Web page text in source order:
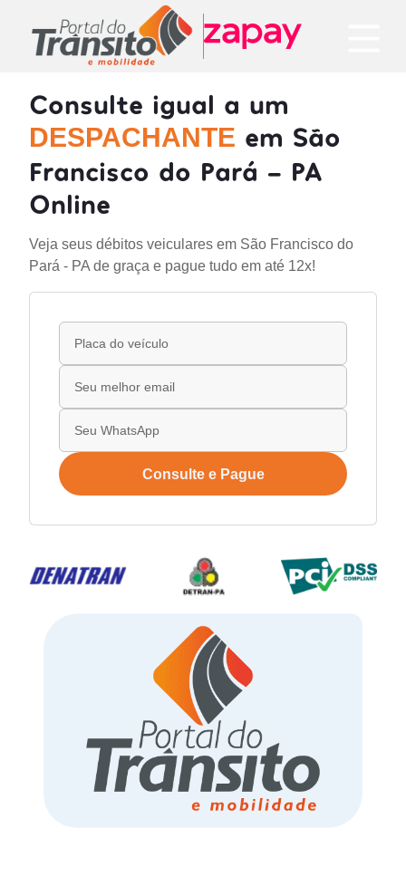
Consulte igual a um
DESPACHANTE em São
Francisco do Pará - PA
Online
Veja seus débitos veiculares em São Francisco do
Pará - PA de graça e pague tudo em até 12x!
Consulte e Pague